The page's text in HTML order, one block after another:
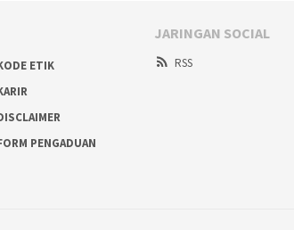
ETIK
PENGADUAN
JARINGAN SOCIAL
RSS